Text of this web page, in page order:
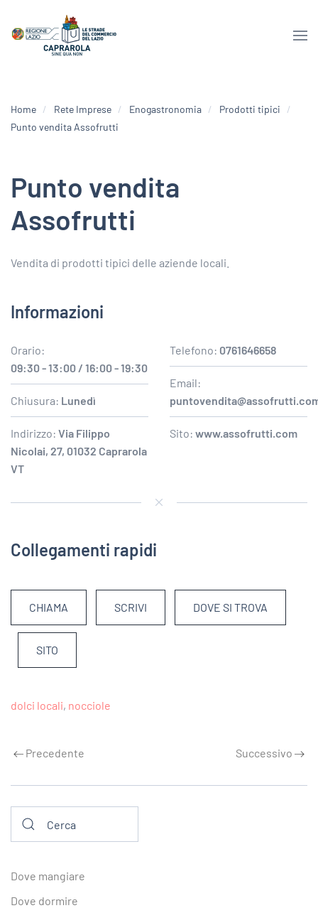
Home Rete Imprese Enogastronomia
Prodotti tipici
Punto vendita Assofrutti
Punto vendita
Assofrutti
Vendita di prodotti tipici delle aziende locali.
Informazioni
Orario:
09:30 - 13:00 / 16:00 - 19:30
Chiusura: Lunedì
Indirizzo: Via Filippo
Nicolai, 27, 01032 Caprarola
VT
Telefono: 0761646658
Email:
Sito: www.assofrutti.com
Collegamenti rapidi
CHIAMA SCRIVI DOVE SI TROVA
SITO
dolci locali, nocciole
Precedente Successivo
Dove mangiare
Dove dormire